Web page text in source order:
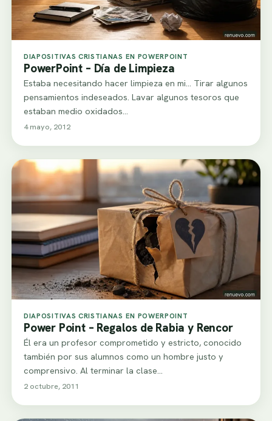
DIAPOSITIVAS CRISTIANAS EN POWERPOINT
PowerPoint – Día de Limpieza
Estaba necesitando hacer limpieza en mi... Tirar algunos
pensamientos indeseados. Lavar algunos tesoros que
estaban medio oxidados...
4 mayo, 2012
DIAPOSITIVAS CRISTIANAS EN POWERPOINT
Power Point – Regalos de Rabia y Rencor
Él era un profesor comprometido y estricto, conocido
también por sus alumnos como un hombre justo y
comprensivo. Al terminar la clase…
2 octubre, 2011